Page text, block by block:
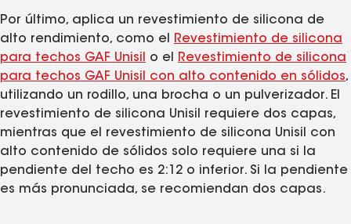
Por último, aplica un revestimiento de silicona de
alto rendimiento, como el
Revestimiento de silicona
para techos GAF Unisil
o el
Revestimiento de silicona
para techos GAF Unisil con alto contenido en sólidos,
utilizando un rodillo, una brocha o un pulverizador. El
revestimiento de silicona Unisil requiere dos capas,
mientras que el revestimiento de silicona Unisil con
alto contenido de sólidos solo requiere una si la
pendiente del techo es 2:12 o inferior. Si la pendiente
es más pronunciada, se recomiendan dos capas.